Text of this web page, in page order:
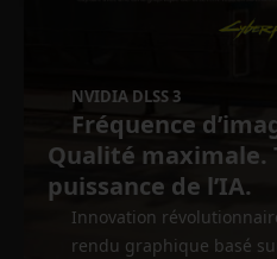
NVIDIA DLSS 3
Fréquence
Qualité maximale.
puissance de l’IA.
Innovation
rendu graphique basé